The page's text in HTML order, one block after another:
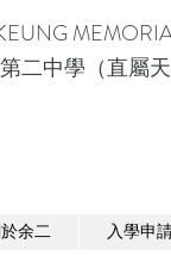
二中學（直屬
余二 入學申